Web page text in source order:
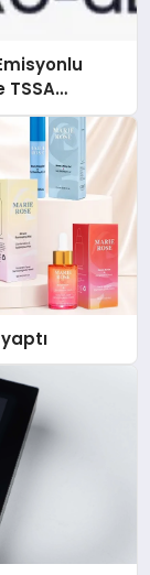
TSSA